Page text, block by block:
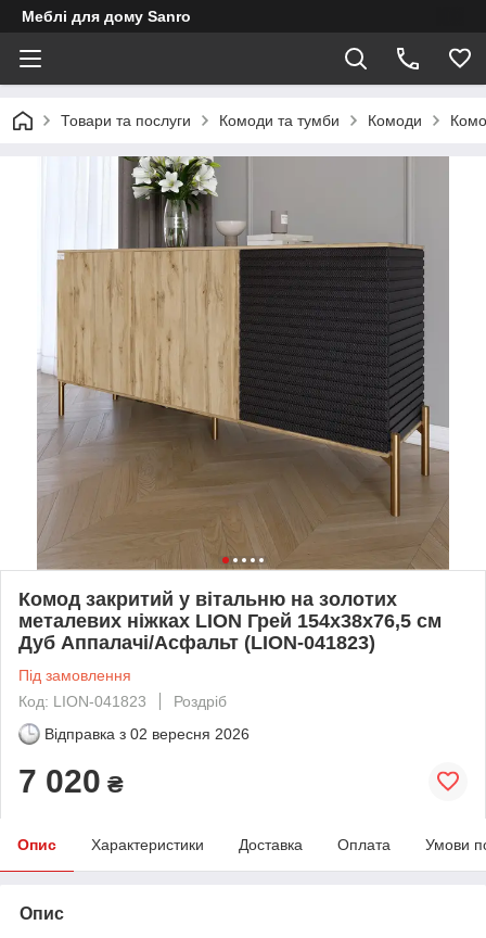
Меблі для дому Sanro
Товари та послуги Комоди та тумби Комоди
Комод закритий у вітальню на золотих
металевих ніжках LION Грей 154x38x76,5 см
Дуб Аппалачі/Асфальт (LION-041823)
Під замовлення
Код: LION-041823
Роздріб
Відправка з 02 вересня 2026
7 020 ₴
Опис Характеристики Доставка Оплата Умови
Опис